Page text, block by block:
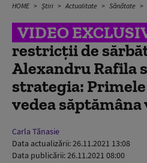
HOME Știri Actualitate Sănătate
VIDEO
restricții de
Alexandru Rafila
strategia:
vedea
Carla Tănasie
Data actualizării:26.11.2021 13:08
Data publicării:26.11.2021 08:00